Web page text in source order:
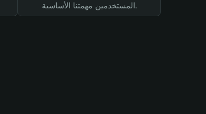
المستخدمين مهمتنا الأساسية.